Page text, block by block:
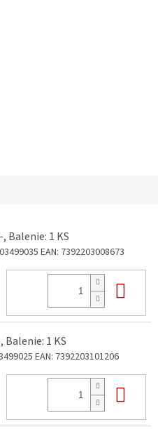
Balenie: 1 KS
EAN: 7392203008673
Balenie: 1 KS
EAN: 7392203101206